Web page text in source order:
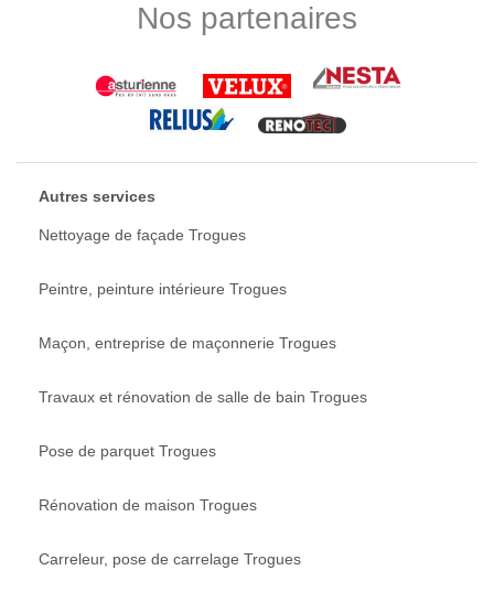
Nos partenaires
Autres services
Nettoyage de façade Trogues
Peintre, peinture intérieure Trogues
Maçon, entreprise de maçonnerie Trogues
Travaux et rénovation de salle de bain Trogues
Pose de parquet Trogues
Rénovation de maison Trogues
Carreleur, pose de carrelage Trogues